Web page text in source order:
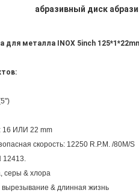
абразивный диск
для металла INOX 5inch
16 ИЛИ 22 mm
скорость: 12250 R.P.M. /80M/S
12413.
серы & хлора
& длинная жизнь